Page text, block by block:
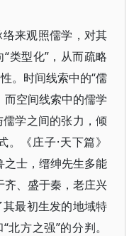
来观照儒学，对其
类型化”，从而疏略
。时间线索中的“儒
而空间线索中的儒学
学之间的张力，倾
《庄子·天下篇》
之士，缙绅先生多能
齐、盛于秦，老庄兴
最初生发的地域特
方之强”的分判。